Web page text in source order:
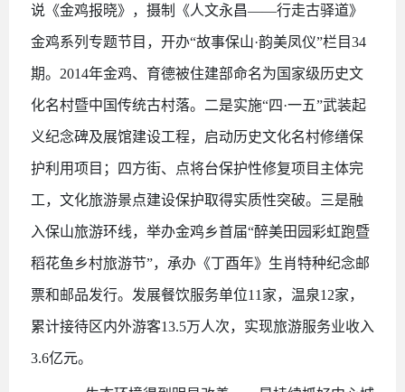
说《金鸡报晓》，摄制《人文永昌——行走古驿道》
金鸡系列专题节目，开办“故事保山·韵美凤仪”栏目34
期。2014年金鸡、育德被住建部命名为国家级历史文
化名村暨中国传统古村落。二是实施“四·一五”武装起
义纪念碑及展馆建设工程，启动历史文化名村修缮保
护利用项目；四方街、点将台保护性修复项目主体完
工，文化旅游景点建设保护取得实质性突破。三是融
入保山旅游环线，举办金鸡乡首届“醉美田园彩虹跑暨
稻花鱼乡村旅游节”，承办《丁酉年》生肖特种纪念邮
票和邮品发行。发展餐饮服务单位11家，温泉12家，
累计接待区内外游客13.5万人次，实现旅游服务业收入
3.6亿元。